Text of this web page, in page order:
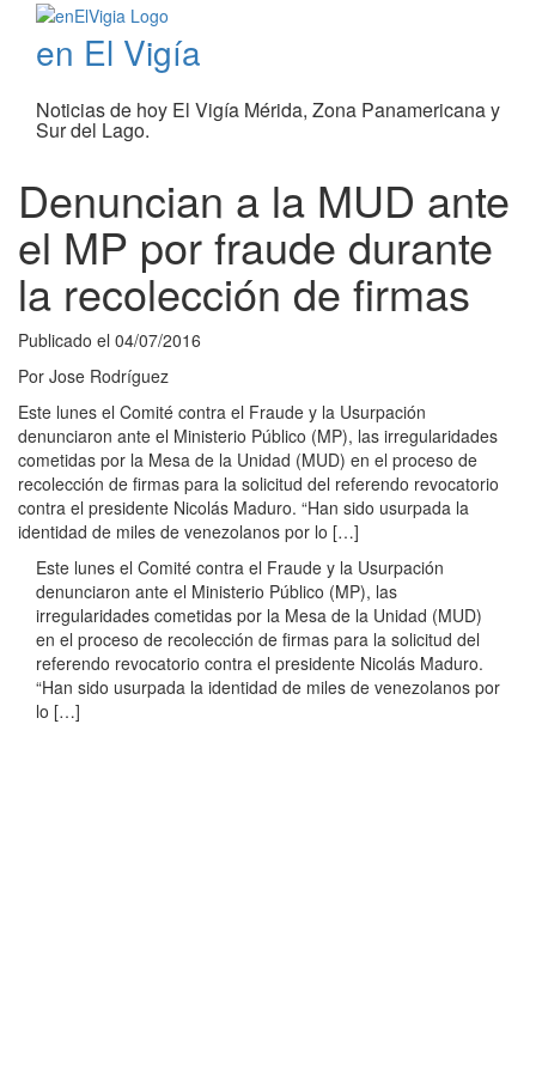
en El Vigía
Noticias de hoy El Vigía Mérida, Zona Panamericana y
Sur del Lago.
Denuncian a la MUD ante
el MP por fraude durante
la recolección de firmas
Publicado el 04/07/2016
Por Jose Rodríguez
Este lunes el Comité contra el Fraude y la Usurpación
denunciaron ante el Ministerio Público (MP), las irregularidades
cometidas por la Mesa de la Unidad (MUD) en el proceso de
recolección de firmas para la solicitud del referendo revocatorio
contra el presidente Nicolás Maduro. “Han sido usurpada la
identidad de miles de venezolanos por lo […]
Este lunes el Comité contra el Fraude y la Usurpación
denunciaron ante el Ministerio Público (MP), las
irregularidades cometidas por la Mesa de la Unidad (MUD)
en el proceso de recolección de firmas para la solicitud del
referendo revocatorio contra el presidente Nicolás Maduro.
“Han sido usurpada la identidad de miles de venezolanos por
lo […]